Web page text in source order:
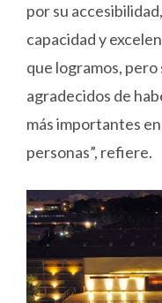
por su
capacidad y
que logramos,
agradecidos de
más importantes
personas”, refiere.